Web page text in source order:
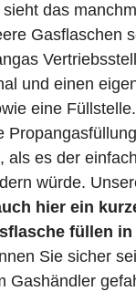
sieht das
Gasflaschen
und einen
eine
als es der
würde.
hier ein
füllen in
Sie sicher
Gashändler